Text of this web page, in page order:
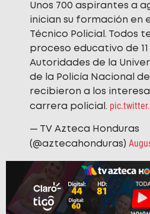
Unos 700 aspirantes a
inician su formación en
Técnico Policial. Todos
proceso educativo de 11
Autoridades de la
de la Policía Nacional
recibieron a los
carrera policial.
— TV Azteca Honduras
(@aztecahonduras)